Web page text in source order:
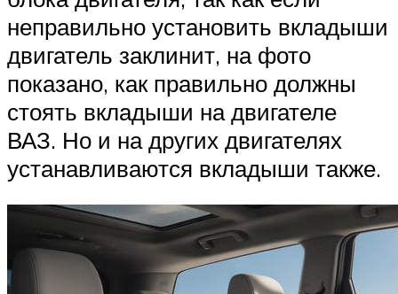
неправильно установить вкладыши
двигатель заклинит, на фото
показано, как правильно должны
стоять вкладыши на двигателе
ВАЗ. Но и на других двигателях
устанавливаются вкладыши также.